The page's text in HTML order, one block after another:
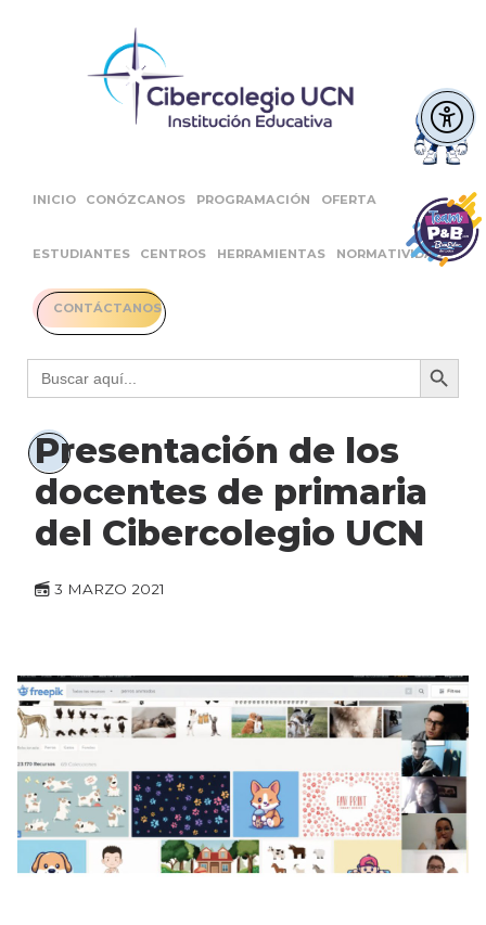
INICIO CONÓZCANOS PROGRAMACIÓN OFERTA
ESTUDIANTES CENTROS HERRAMIENTAS NORMATIVIDAD
CONTÁCTANOS
Buscar: Botón
Presentación de los
docentes de primaria
del Cibercolegio UCN
3 MARZO 2021